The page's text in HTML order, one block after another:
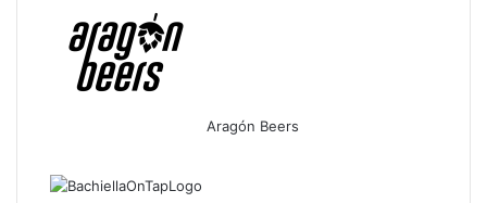
Aragón Beers
correo